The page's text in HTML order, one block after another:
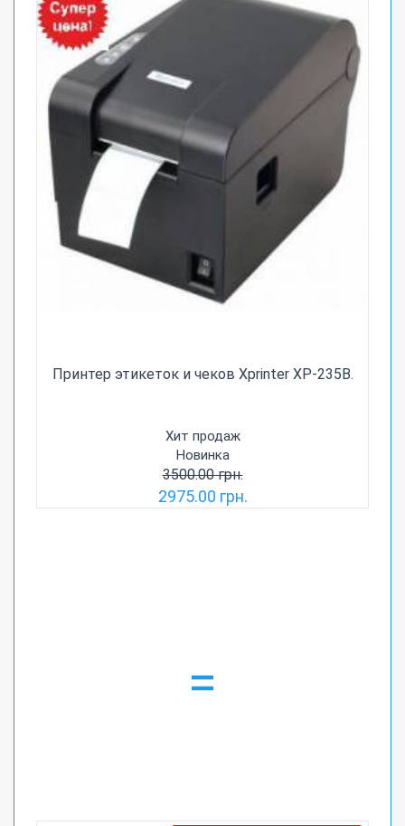
Принтер этикеток и чеков Xprinter XP-235B.
Хит продаж
Новинка
3500.00 грн.
2975.00 грн.
=